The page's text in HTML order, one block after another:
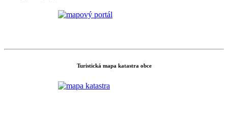
Turistická mapa katastra obce